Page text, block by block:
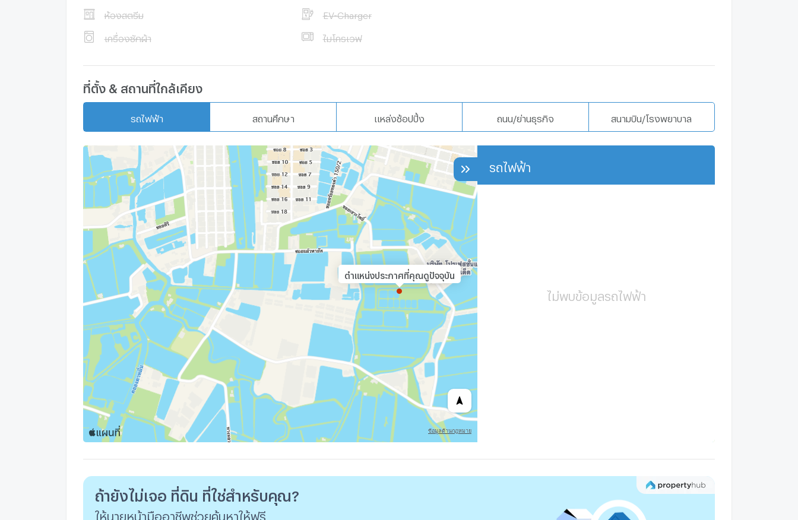
ห้องสตรีม EV-Charger
เครื่องซักผ้า ไมโครเวฟ
ที่ตั้ง & สถานที่ใกล้เคียง
รถไฟฟ้า สถานศึกษา แหล่งช้อปปิ้ง ถนน/ย่านธุรกิจ สนามบิน/โรงพยาบาล
รถไฟฟ้า
ไม่พบข้อมูลรถไฟฟ้า
ตำแหน่งประกาศที่คุณดูปัจจุบัน
ถ้ายังไม่เจอ ที่ดิน ที่ใช่สำหรับคุณ?
ให้นายหน้ามืออาชีพช่วยค้นหาให้ฟรี